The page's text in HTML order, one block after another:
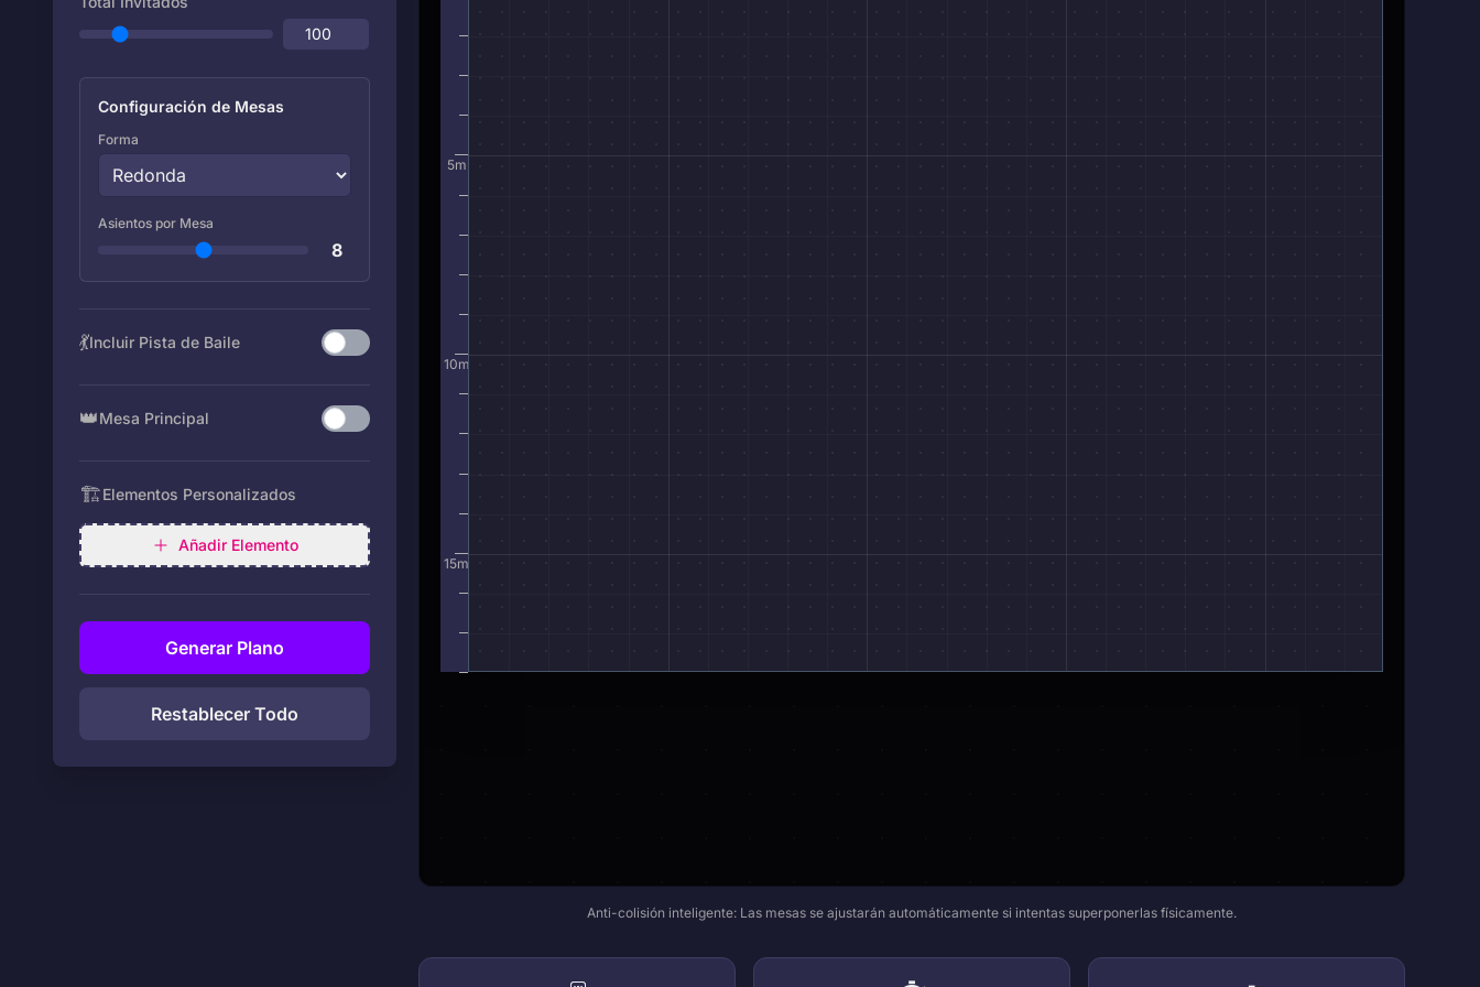
Configuración de Mesas
Forma
Asientos por Mesa
8
💃Incluir Pista de Baile
👑Mesa Principal
🏗️Elementos Personalizados
Añadir Elemento
Generar Plano
Restablecer Todo
5m
10m
15m
Anti-colisión inteligente: Las mesas se ajustarán automáticamente si intentas superponerlas físicamente.